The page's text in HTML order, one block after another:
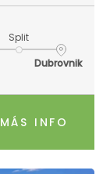
Split
Dubrovnik
MÁS INFO